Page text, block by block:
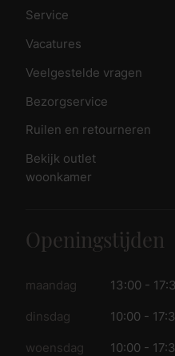
Service
Vacatures
Veelgestelde vragen
Bezorgservice
Ruilen en retourneren
Bekijk outlet
woonkamer
Openingstijden
maandag 13:00 -
dinsdag 10:00 -
woensdag 10:00 -